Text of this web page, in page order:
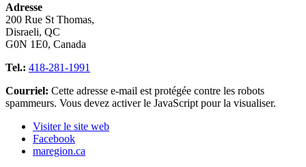
Adresse
200 Rue St Thomas,
Disraeli, QC
G0N 1E0, Canada
Tel.: 418-281-1991
Courriel: Cette adresse e-mail est protégée contre les robots
spammeurs. Vous devez activer le JavaScript pour la visualiser.
Visiter le site web
Facebook
maregion.ca